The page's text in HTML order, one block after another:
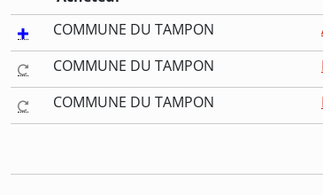
COMMUNE DU TAMPON
COMMUNE DU TAMPON
COMMUNE DU TAMPON